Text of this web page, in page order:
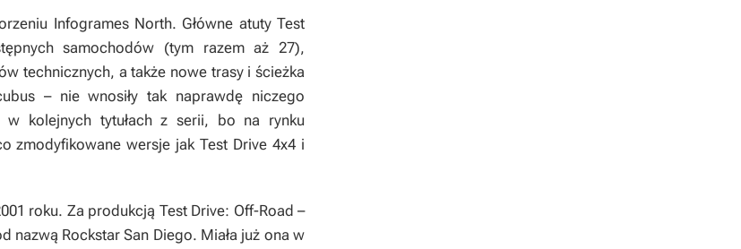
Infogrames North. Główne atuty Test
samochodów (tym razem aż 27),
technicznych, a także nowe trasy i ścieżka
– nie wnosiły tak naprawdę niczego
w kolejnych tytułach z serii, bo na rynku
zmodyfikowane wersje jak Test Drive 4x4 i
roku. Za produkcją Test Drive: Off-Road –
nazwą Rockstar San Diego. Miała już ona w